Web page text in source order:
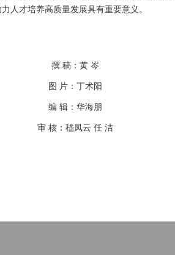
人才培养高质量发展具有重要意义。
撰 稿：黄 岑
图 片：丁术阳
编 辑：华海朋
审 核：嵇凤云 任 洁